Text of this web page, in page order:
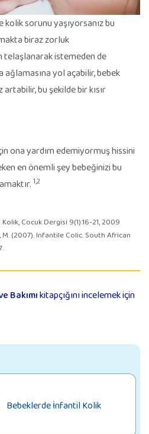
sorunu yaşıyorsanız bu
biraz zorluk
telaşlanarak istemeden de
yol açabilir, bebek
artabilir, bu şekilde bir kısır
ona yardım edemiyormuş hissini
en önemli şey bebeğinizi bu
1,2
Kolik, Cocuk Dergisi 9(1):16-21, 2009
M. (2007). Infantile Colic. South African
Bakımıkitapçığını incelemek için
Bebeklerde İnfantil Kolik